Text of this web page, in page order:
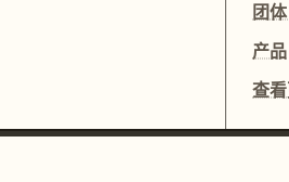
团
产品
查